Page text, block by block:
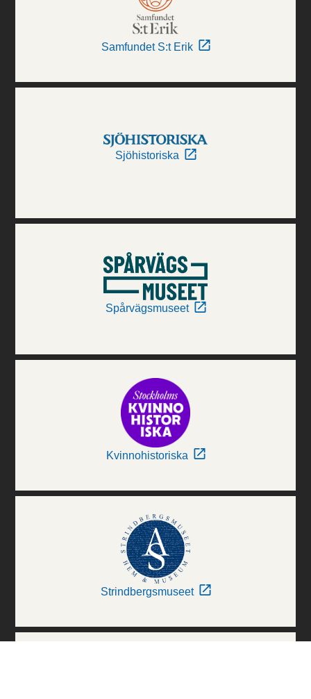
Samfundet S:t Erik
Sjöhistoriska
Spårvägsmuseet
Kvinnohistoriska
Strindbergsmuseet